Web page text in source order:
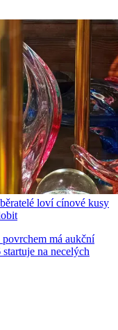
loví cínové kusy
má aukční
na necelých